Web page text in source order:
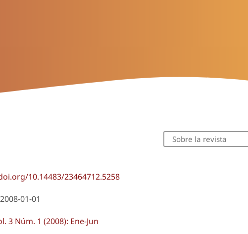
10.14483/23464712.5258
2008-01-01
3 Núm. 1 (2008): Ene-Jun
Sobre la revista